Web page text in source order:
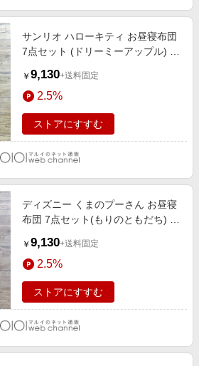
サンリオ ハローキティ お昼寝布団
7点セット (ドリーミーアップル) 子
￥ 9,130+送料固定
2.5%
ストアにすすむ
ディズニー くまのプーさん お昼寝
布団 7点セット(もりのともだち) 子
￥ 9,130+送料固定
2.5%
ストアにすすむ